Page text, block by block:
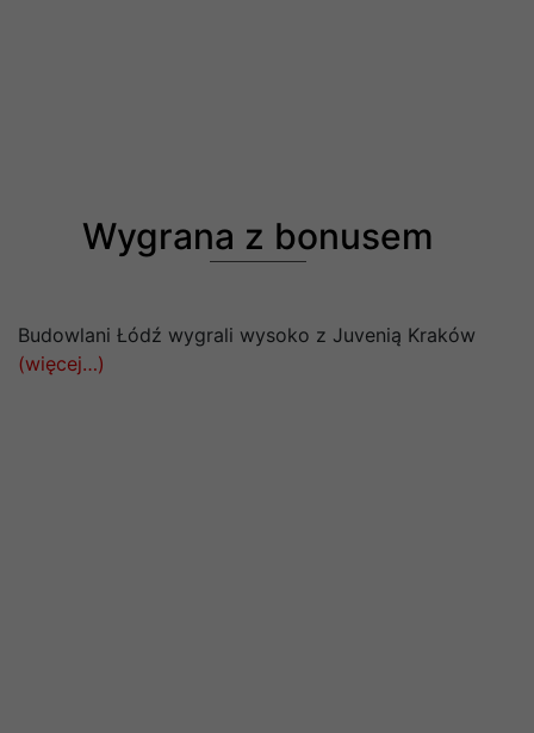
Wygrana z bonusem
Budowlani Łódź wygrali wysoko z Juvenią Kraków
(więcej…)